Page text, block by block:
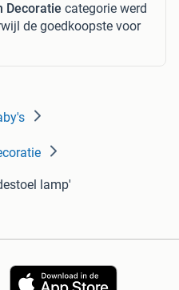
Decoratie categorie werd
de goedkoopste voor
lamp'